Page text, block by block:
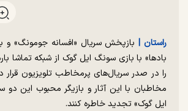
راستان |بازپخش سریال «افسانه جومونگ» و
بادها» با بازی سونگ ایل گوک از شبکه تماشا
را در صدر سریال‌های پرمخاطب تلویزیون
مخاطبان با این آثار و بازیگر محبوب این دو
ایل گوک» تجدید خاطره کنند.